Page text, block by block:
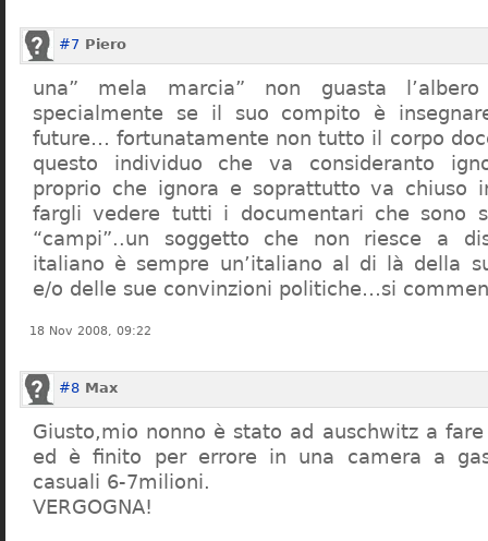
#7 Piero
una” mela marcia” non guasta
specialmente se il suo compito è
future… fortunatamente non tutto il corpo
questo individuo che va consideranto
proprio che ignora e soprattutto va chiuso
fargli vedere tutti i documentari che sono
“campi”..un soggetto che non riesce a
italiano è sempre un’italiano al di là della
e/o delle sue convinzioni politiche…si
18 Nov 2008, 09:22
#8 Max
Giusto,mio nonno è stato ad auschwitz a
ed è finito per errore in una camera a
casuali 6-7milioni.
VERGOGNA!